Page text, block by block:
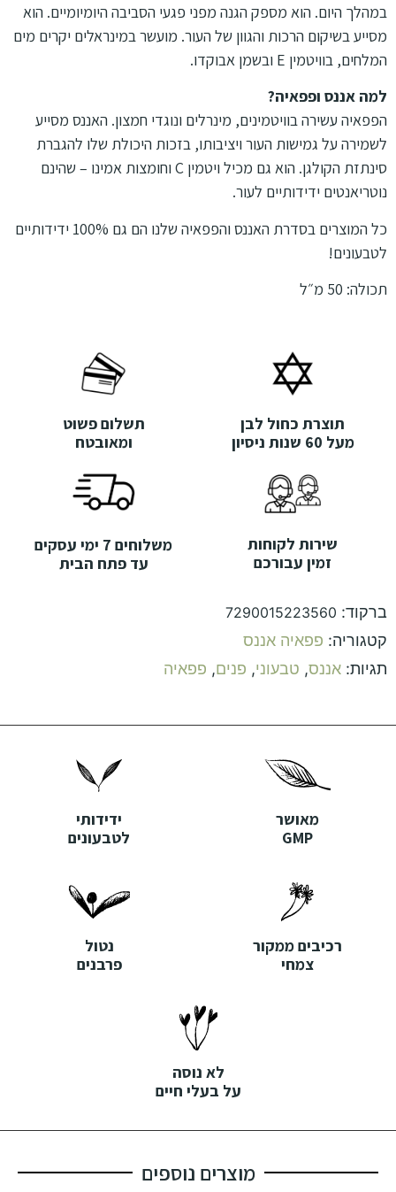
במהלך היום. הוא מספק הגנה מפני פגעי הסביבה היומיומיים. הוא
מסייע בשיקום הרכות והגוון של העור. מועשר במינראלים יקרים מים
המלחים, בוויטמין E ובשמן אבוקדו.
למה אננס ופפאיה?
הפפאיה עשירה בוויטמינים, מינרלים ונוגדי חמצון. האננס מסייע
לשמירה על גמישות העור ויציבותו, בזכות היכולת שלו להגברת
סינתזת הקולגן. הוא גם מכיל ויטמין C וחומצות אמינו – שהינם
נוטריאנטים ידידותיים לעור.
כל המוצרים בסדרת האננס והפפאיה שלנו הם גם 100% ידידותיים
לטבעונים!
תכולה: 50 מ״ל
תוצרת כחול לבן
מעל 60 שנות ניסיון
תשלום פשוט
ומאובטח
שירות לקוחות
זמין עבורכם
משלוחים 7 ימי עסקים
עד פתח הבית
ברקוד: 7290015223560
קטגוריה: פפאיה אננס
תגיות: אננס, טבעוני, פנים, פפאיה
מאושר
GMP
ידידותי
לטבעונים
רכיבים ממקור
צמחי
נטול
פרבנים
לא נוסה
על בעלי חיים
מוצרים נוספים